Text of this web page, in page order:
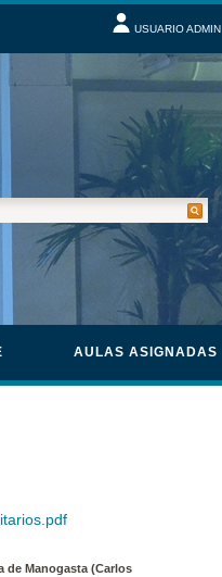
USUARIO ADMIN
AULAS ASIGNADAS
de Manogasta (Carlos